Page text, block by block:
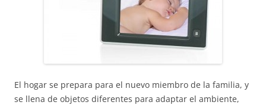
El hogar se prepara para el nuevo miembro de la familia, y
se llena de objetos diferentes para adaptar el ambiente,